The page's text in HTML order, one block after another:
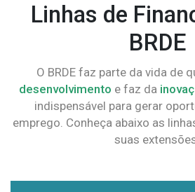
Linhas de
BRDE
O BRDE faz parte da vida de
desenvolvimento e faz da
indispensável para gerar
emprego. Conheça abaixo as
suas